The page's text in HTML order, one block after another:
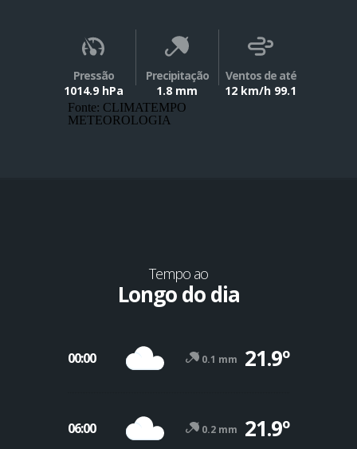
Pressão
1014.9 hPa
Precipitação
1.8 mm
Ventos de até
12 km/h 99.1
Fonte: CLIMATEMPO
METEOROLOGIA
Tempo ao
Longo do dia
00:00 0.1 mm 21.9º
06:00 0.2 mm 21.9º